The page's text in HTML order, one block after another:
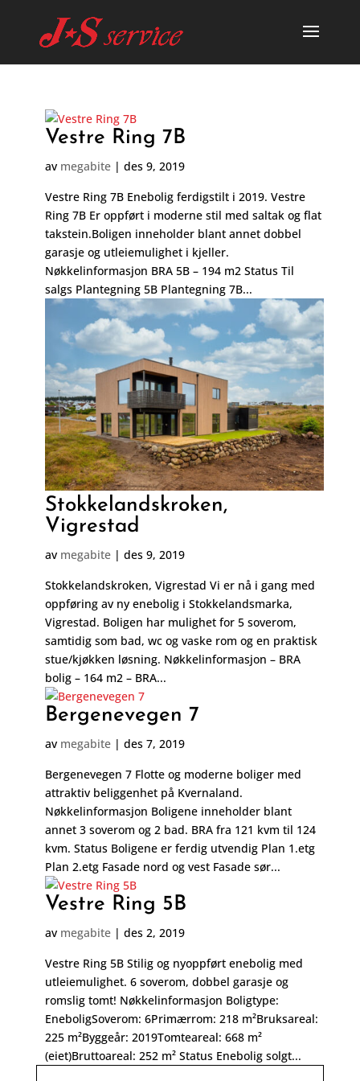
Vestre Ring 7B
av megabite| des 9, 2019
Vestre Ring 7B Enebolig ferdigstilt i 2019. Vestre
Ring 7B Er oppført i moderne stil med saltak og flat
takstein.Boligen inneholder blant annet dobbel
garasje og utleiemulighet i kjeller.
Nøkkelinformasjon BRA 5B – 194 m2 Status Til
salgs Plantegning 5B Plantegning 7B...
Stokkelandskroken,
Vigrestad
av megabite| des 9, 2019
Stokkelandskroken, Vigrestad Vi er nå i gang med
oppføring av ny enebolig i Stokkelandsmarka,
Vigrestad. Boligen har mulighet for 5 soverom,
samtidig som bad, wc og vaske rom og en praktisk
stue/kjøkken løsning. Nøkkelinformasjon – BRA
bolig – 164 m2 – BRA...
Bergenevegen 7
av megabite| des 7, 2019
Bergenevegen 7 Flotte og moderne boliger med
attraktiv beliggenhet på Kvernaland.
Nøkkelinformasjon Boligene inneholder blant
annet 3 soverom og 2 bad. BRA fra 121 kvm til 124
kvm. Status Boligene er ferdig utvendig Plan 1.etg
Plan 2.etg Fasade nord og vest Fasade sør...
Vestre Ring 5B
av megabite| des 2, 2019
Vestre Ring 5B Stilig og nyoppført enebolig med
utleiemulighet. 6 soverom, dobbel garasje og
romslig tomt! Nøkkelinformasjon Boligtype:
EneboligSoverom: 6Primærrom: 218 m²Bruksareal:
225 m²Byggeår: 2019Tomteareal: 668 m²
(eiet)Bruttoareal: 252 m² Status Enebolig solgt...